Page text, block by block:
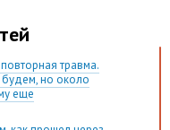
травма.
но около
еще